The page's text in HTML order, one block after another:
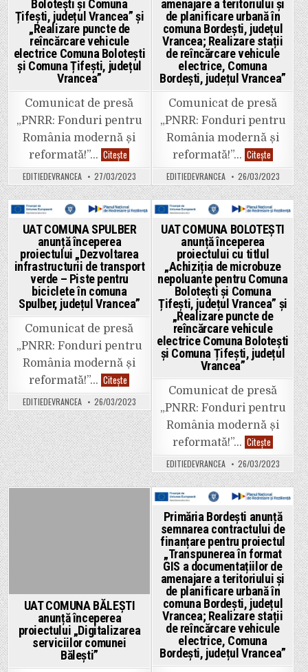
amenajare
a
teritoriului
și
de
planificare
urbană
în
Bordești,
județul
Vrancea;
Realizare
stații
de
reîncărcare
electrice,
Comuna
Bordești,
județul
Vrancea”
Vrancea”
Bolotești și Comuna
Țifești, județul Vrancea” și
„Realizare puncte de
reîncărcare vehicule
electrice Comuna Bolotești
și Comuna Țifești, județul
Vrancea”
Comunicat de presă
„PNRR: Fonduri pentru
România modernă și
reformată!”… Citește
COMUNA
BOLOTEȘTI
anunță
începerea
proiectului
cu
titlul
„Achiziția
de
nepoluante
pentru
Comuna
Bolotești
Comuna
Țifești,
județul
Vrancea”
și
„Realizare
puncte
de
reîncărcare
vehicule
electrice
Comuna
Bolotești
și
Comuna
Țifești,
județul
Vrancea”
EDITIEDEVRANCEA 27/03/2023
amenajare a teritoriului și
de planificare urbană în
comuna Bordești, județul
Vrancea; Realizare stații
de reîncărcare vehicule
electrice, Comuna
Bordești, județul Vrancea”
Comunicat de presă
„PNRR: Fonduri pentru
România modernă și
reformată!”… Citește Primăria
Bordești
anunță
semnarea
de
finanțare
pentru
proiectul
GIS
a
de
amenajare
a
teritoriului
și
de
planificare
urbană
în
comuna
Bordești,
județul
Vrancea;
Realizare
stații
de
vehicule
electrice,
Comuna
Bordești,
județul
Vrancea”
EDITIEDEVRANCEA 26/03/2023
Posted
UAT COMUNA SPULBER
anunță începerea
proiectului „Dezvoltarea
infrastructurii de transport
verde – Piste pentru
biciclete în comuna
Spulber, județul Vrancea”
Comunicat de presă
„PNRR: Fonduri pentru
România modernă și
reformată!”… Citește
COMUNA
SPULBER
anunță
începerea
proiectului
„Dezvoltarea
infrastructurii
de
transport
verde
–
Piste
biciclete
EDITIEDEVRANCEA 26/03/2023
Posted
UAT COMUNA BOLOTEȘTI
anunță începerea
proiectului cu titlul
„Achiziția de microbuze
nepoluante pentru Comuna
Bolotești și Comuna
Țifești, județul Vrancea” și
„Realizare puncte de
reîncărcare vehicule
electrice Comuna Bolotești
și Comuna Țifești, județul
Vrancea”
Comunicat de presă
„PNRR: Fonduri pentru
România modernă și
reformată!”… Citește
COMUNA
BOLOTEȘTI
anunță
începerea
proiectului
cu
titlul
„Achiziția
de
microbuze
nepoluante
pentru
Comuna
Bolotești
și
Comuna
Țifești,
județul
Vrancea”
și
„Realizare
de
vehicule
EDITIEDEVRANCEA 26/03/2023
UAT COMUNA BĂLEȘTI
anunță începerea
proiectului „Digitalizarea
serviciilor comunei
Bălești”
Posted
in
Primăria Bordești anunță
semnarea contractului de
finanțare pentru proiectul
„Transpunerea în format
GIS a documentațiilor de
amenajare a teritoriului și
de planificare urbană în
comuna Bordești, județul
Vrancea; Realizare stații
de reîncărcare vehicule
electrice, Comuna
Bordești, județul Vrancea”